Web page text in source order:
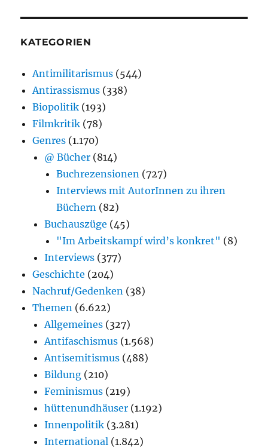
KATEGORIEN
Antimilitarismus (544)
Antirassismus (338)
Biopolitik (193)
Filmkritik (78)
Genres (1.170)
@ Bücher (814)
Buchrezensionen (727)
Interviews mit AutorInnen zu ihren
Büchern (82)
Buchauszüge (45)
"Im Arbeitskampf wird’s konkret" (8)
Interviews (377)
Geschichte (204)
Nachruf/Gedenken (38)
Themen (6.622)
Allgemeines (327)
Antifaschismus (1.568)
Antisemitismus (488)
Bildung (210)
Feminismus (219)
hüttenundhäuser (1.192)
Innenpolitik (3.281)
International (1.842)